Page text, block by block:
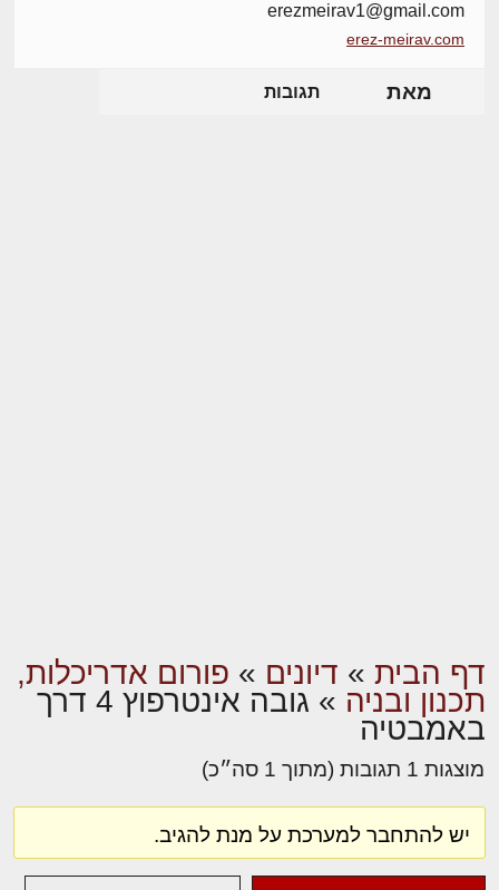
erezmeirav1@gmail.com
erez-meirav.com
מאת תגובות
דף הבית » דיונים » פורום אדריכלות,
תכנון ובניה »
גובה אינטרפוץ 4 דרך
באמבטיה
מוצגות 1 תגובות (מתוך 1 סה״כ)
יש להתחבר למערכת על מנת להגיב.